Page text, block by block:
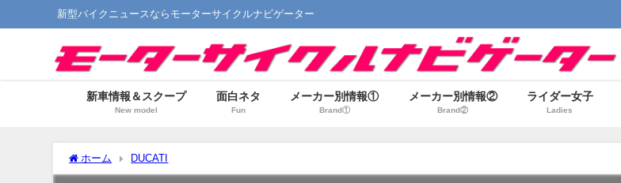
新型バイクニュースならモーターサイクルナビゲーター
新車情報＆スクープ
New model
面白ネタ
Fun
メーカー別情報①
Brand①
メーカー別情報②
Brand②
ライダー女子
Ladies
ホーム DUCATI